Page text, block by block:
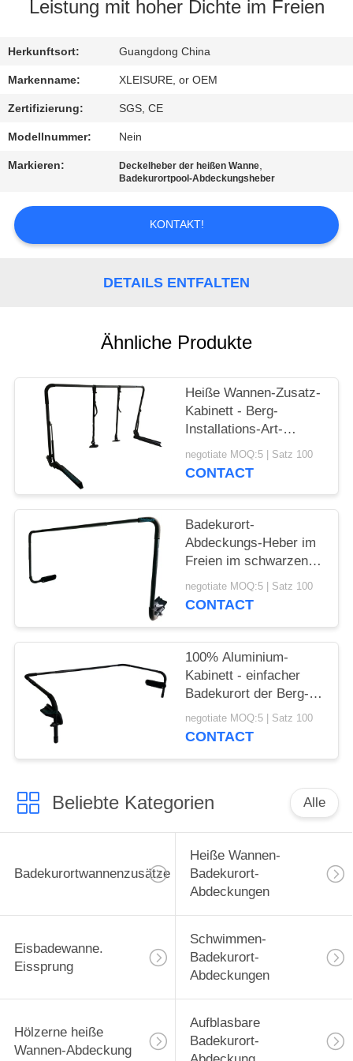
CONTROL
CONTACT
US
REQUEST
A
SITEMAP
Leistung mit hoher Dichte im Freien
Herkunftsort: Guangdong China
Markenname: XLEISURE, or OEM
Zertifizierung: SGS, CE
Modellnummer: Nein
Markieren: Deckelheber der heißen Wanne,
Badekurortpool-Abdeckungsheber
KONTAKT!
DETAILS ENTFALTEN
Ähnliche Produkte
Heiße Wannen-Zusatz-
Kabinett - Berg-
Installations-Art-
Aluminiumabdeckungs-
Heber
negotiate MOQ:5 | Satz 100
CONTACT
Badekurort-
Abdeckungs-Heber im
Freien im schwarzen
Farbaluminium mit
Pulver-Beschichtung
negotiate MOQ:5 | Satz 100
CONTACT
100% Aluminium-
Kabinett - einfacher
Badekurort der Berg-
Installations-
Abdeckungs-Vorlagen-
negotiate MOQ:5 | Satz 100
CONTACT
Beliebte Kategorien Alle
Badekurortwannenzusätze
Heiße Wannen-
Badekurort-
Abdeckungen
Eisbadewanne.
Eissprung
Schwimmen-
Badekurort-
Abdeckungen
Hölzerne heiße
Wannen-Abdeckung
Aufblasbare
Badekurort-